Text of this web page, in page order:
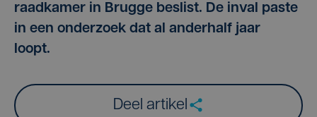
raadkamer in Brugge beslist. De inval paste
in een onderzoek dat al anderhalf jaar
loopt.
Deel artikel